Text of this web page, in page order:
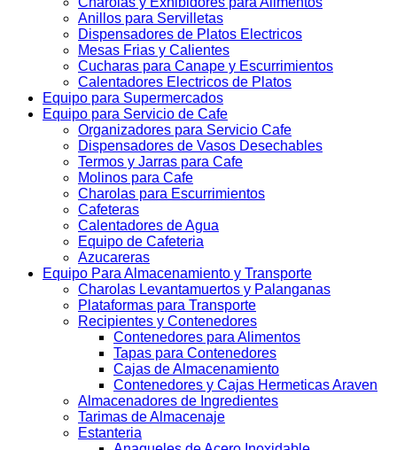
Anillos para Servilletas
Dispensadores de Platos Electricos
Mesas Frias y Calientes
Cucharas para Canape y Escurrimientos
Calentadores Electricos de Platos
Equipo para Supermercados
Equipo para Servicio de Cafe
Organizadores para Servicio Cafe
Dispensadores de Vasos Desechables
Termos y Jarras para Cafe
Molinos para Cafe
Charolas para Escurrimientos
Cafeteras
Calentadores de Agua
Equipo de Cafeteria
Azucareras
Equipo Para Almacenamiento y Transporte
Charolas Levantamuertos y Palanganas
Plataformas para Transporte
Recipientes y Contenedores
Contenedores para Alimentos
Tapas para Contenedores
Cajas de Almacenamiento
Contenedores y Cajas Hermeticas Araven
Almacenadores de Ingredientes
Tarimas de Almacenaje
Estanteria